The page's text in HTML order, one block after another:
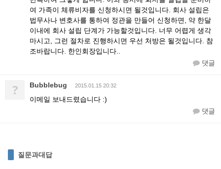
여 가족이 체류비자를 신청하시면 될것입니다. 회사 설립은
법무사나 변호사를 통하여 정관을 만들어 신청하면, 약 한달
이내에 회사 설립 단계가 가능할것입니다. 너무 어렵게 생각
마시고, 그런 절차로 진행하시면 우선 처방은 될것입니다. 참
조바랍니다. 한인회장입니다..
댓글
? Bubblebug 2015.01.15 20:32
이메일 보내드렸습니다 :)
댓글
질문과대답